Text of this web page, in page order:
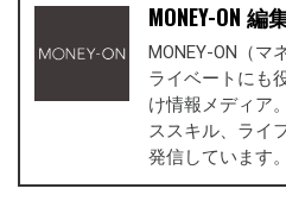
MONEY-ON 編
MONEY-ON（マ
ライベートにも
け情報メディア
ススキル、ライ
発信しています。